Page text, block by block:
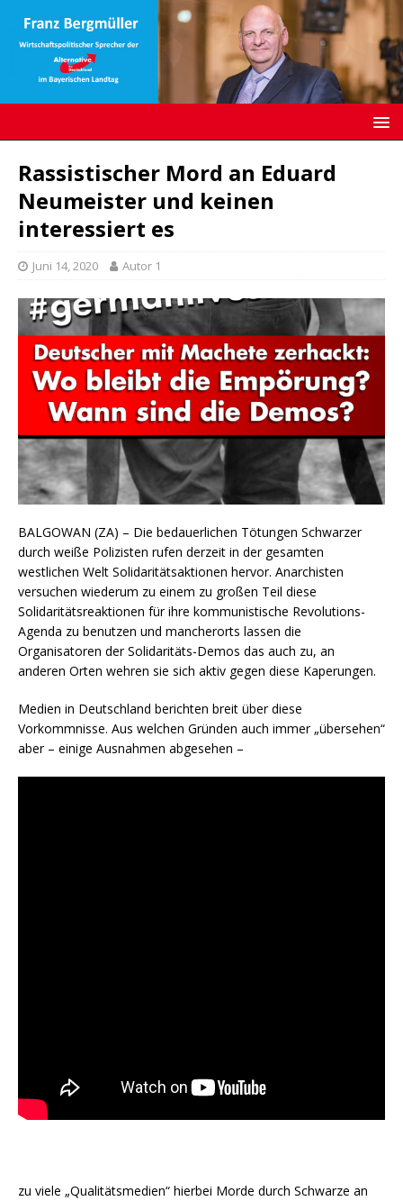
Rassistischer Mord an Eduard
Neumeister und keinen
interessiert es
Juni 14, 2020 Autor 1
BALGOWAN (ZA) – Die bedauerlichen Tötungen Schwarzer
durch weiße Polizisten rufen derzeit in der gesamten
westlichen Welt Solidaritätsaktionen hervor. Anarchisten
versuchen wiederum zu einem zu großen Teil diese
Solidaritätsreaktionen für ihre kommunistische Revolutions-
Agenda zu benutzen und mancherorts lassen die
Organisatoren der Solidaritäts-Demos das auch zu, an
anderen Orten wehren sie sich aktiv gegen diese Kaperungen.
Medien in Deutschland berichten breit über diese
Vorkommnisse. Aus welchen Gründen auch immer „übersehen“
aber – einige Ausnahmen abgesehen –
zu viele „Qualitätsmedien“ hierbei Morde durch Schwarze an